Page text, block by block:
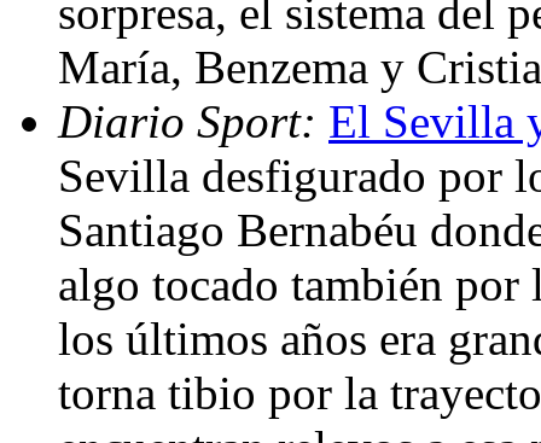
sorpresa, el sistema del
María, Benzema y
Diario Sport: El Sevilla
Sevilla desfigurado por
Santiago Bernabéu
algo tocado también por
los últimos años era
torna tibio por la